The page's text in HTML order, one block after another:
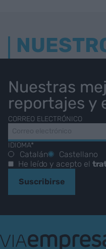
Nuestras
reportajes y
CORREO ELECTRÓNICO
IDIOMA*
Catalán
Castellano
He leído y acepto el
Suscribirse